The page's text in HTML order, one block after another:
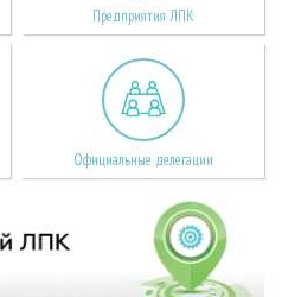
Предприятия ЛПК
Официальные делегации